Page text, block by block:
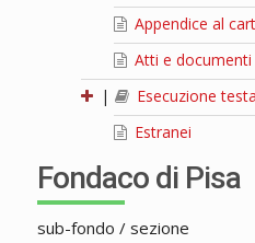
Appendice al
Atti e documenti
|
Esecuzione
Estranei
Fondaco di Pisa
sub-fondo / sezione